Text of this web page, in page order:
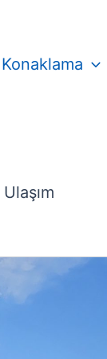
Konaklama
farklı